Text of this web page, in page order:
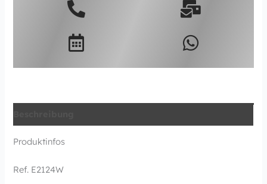
Produktinfos
Ref. E2124W